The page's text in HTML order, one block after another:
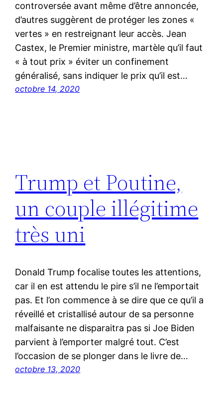
controversée avant même d’être annoncée,
d’autres suggèrent de protéger les zones «
vertes » en restreignant leur accès. Jean
Castex, le Premier ministre, martèle qu’il faut
« à tout prix » éviter un confinement
généralisé, sans indiquer le prix qu’il est…
octobre 14, 2020
Trump et Poutine,
un couple illégitime
très uni
Donald Trump focalise toutes les attentions,
car il en est attendu le pire s’il ne l’emportait
pas. Et l’on commence à se dire que ce qu’il a
réveillé et cristallisé autour de sa personne
malfaisante ne disparaitra pas si Joe Biden
parvient à l’emporter malgré tout. C’est
l’occasion de se plonger dans le livre de…
octobre 13, 2020